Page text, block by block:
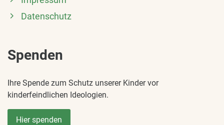
Datenschutz
Spenden
Ihre Spende zum Schutz unserer Kinder vor
kinderfeindlichen Ideologien.
Hier spenden